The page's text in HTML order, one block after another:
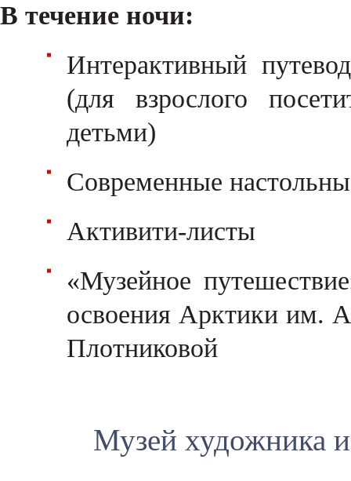
В течение ночи:
Интерактивный
(для взрослого
детьми)
Современные
Активити-листы
«Музейное
освоения Арктики им.
Плотниковой
Музей художника